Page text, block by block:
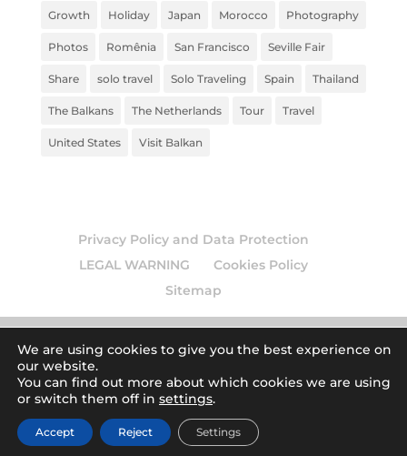
Growth Holiday Japan Morocco Photography
Photos Romênia San Francisco Seville Fair
Share solo travel Solo Traveling Spain Thailand
The Balkans The Netherlands Tour Travel
United States Visit Balkan
Privacy Policy and Data Protection
LEGAL WARNING
Cookies Policy
Sitemap
© 2026 Europamundo blog . Todos los derechos
reservados.| Art by
We are using cookies to give you the best experience on
our website.
You can find out more about which cookies we are using
or switch them off in settings.
Accept Reject Settings